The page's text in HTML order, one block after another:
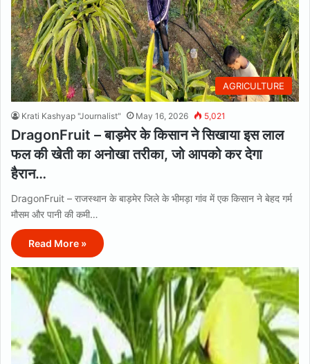
AGRICULTURE
Krati Kashyap "Journalist" May 16, 2026 5,021
DragonFruit – बाड़मेर के किसान ने सिखाया इस लाल
फल की खेती का अनोखा तरीका, जो आपको कर देगा
हैरान…
DragonFruit – राजस्थान के बाड़मेर जिले के भीमड़ा गांव में एक किसान ने बेहद गर्म
मौसम और पानी की कमी…
Read More »